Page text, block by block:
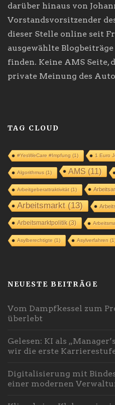
darüber hinaus von
Vorstandsvorsitzender
dieser Stelle online seit
ausgewählte
finden. Keine AMS Seite,
private Meinung des
TAG CLOUD
#YesWeCare #Impfung (1) 1 Euro
Algorithmus (1) AMS (11)
Arbeitgeberattraktivität(1)
Arbeitsmarkt(13)
Arbeitsmarktpolitik(3)
Asylberechtigte (1) Asylverfahren
NEUESTE BEITRÄGE
Vom Dampfkessel zum
überlebt
Gelesen: KI als
wir die erste
Digitalisierung mit
einer modernen